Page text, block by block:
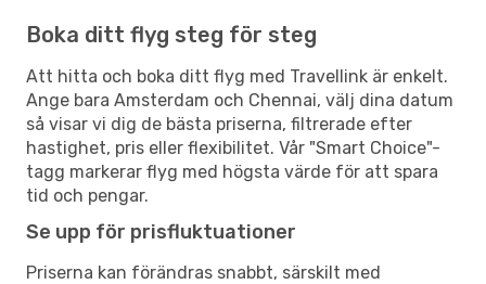
Boka ditt flyg steg för steg
Att hitta och boka ditt flyg med Travellink är enkelt.
Ange bara Amsterdam och Chennai, välj dina datum
så visar vi dig de bästa priserna, filtrerade efter
hastighet, pris eller flexibilitet. Vår "Smart Choice"-
tagg markerar flyg med högsta värde för att spara
tid och pengar.
Se upp för prisfluktuationer
Priserna kan förändras snabbt, särskilt med